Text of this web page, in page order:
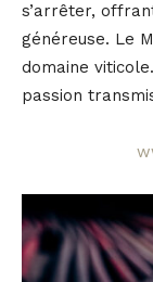
s’arrêter,
généreuse. Le
domaine
passion